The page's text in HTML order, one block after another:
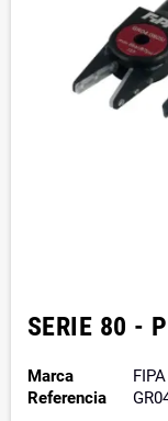
SERIE 80 -
Marca
FIPA
Referencia